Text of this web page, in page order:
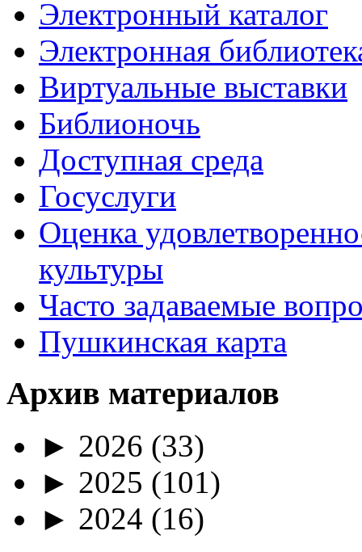
Электронный каталог
Электронная
Виртуальные выставки
Библионочь
Доступная среда
Госуслуги
Оценка
культуры
Часто задаваемые
Пушкинская карта
Архив материалов
► 2026 (33)
► 2025 (101)
► 2024 (16)